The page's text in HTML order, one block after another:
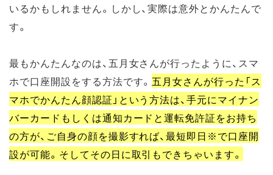
いるかもしれません。しかし、実際は意外とかんたんで
す。
最もかんたんなのは、五月女さんが行ったように、スマ
ホで口座開設をする方法です。五月女さんが行った「ス
マホでかんたん顔認証」という方法は、手元にマイナン
バーカードもしくは通知カードと運転免許証をお持ち
の方が、ご自身の顔を撮影すれば、最短即日※で口座開
設が可能。そしてその日に取引もできちゃいます。